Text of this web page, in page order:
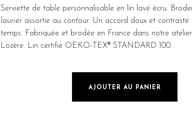
Serviette de table personnalisable en lin lavé écru.
laurier assortie au contour. Un accord doux et contrasté
temps. Fabriquée et brodée en France dans notre
Lozère. Lin certifié OEKO-TEX® STANDARD 100.
AJOUTER AU PANIER